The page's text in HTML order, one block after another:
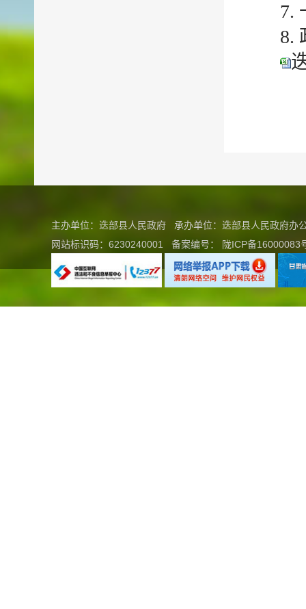
7.
8.
主办单位：迭部县人民政府 承办单位：迭部县人民政府
网站标识码：6230240001
备案编号： 陇ICP备16000083